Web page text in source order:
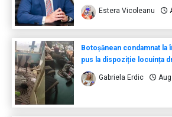
Estera Vicoleanu
Botoșănean condamnat la
pus la dispoziție locuința
Gabriela Erdic